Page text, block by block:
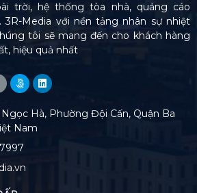
trời, hệ thống tòa nhà, quảng cáo
3R-Media với nền tảng nhân sự nhiệt
tôi sẽ mang đến cho khách hàng
hiệu quả nhất
Hà, Phường Đội Cấn, Quận Ba
Nam